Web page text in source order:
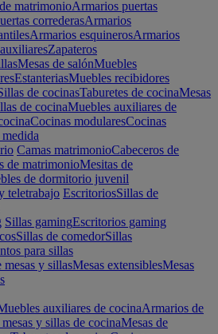
matrimonioArmarios puertas
correderasArmarios
Armarios esquinerosArmarios
Zapateros
Mesas de salónMuebles
EstanteriasMuebles recibidores
de cocinasTaburetes de cocinaMesas
de cocinaMuebles auxiliares de
Cocinas modularesCocinas
Camas matrimonioCabeceros de
de matrimonioMesitas de
de dormitorio juvenil
teletrabajo EscritoriosSillas de
Sillas gamingEscritorios gaming
Sillas de comedorSillas
para sillas
y sillasMesas extensiblesMesas
auxiliares de cocinaArmarios de
y sillas de cocinaMesas de